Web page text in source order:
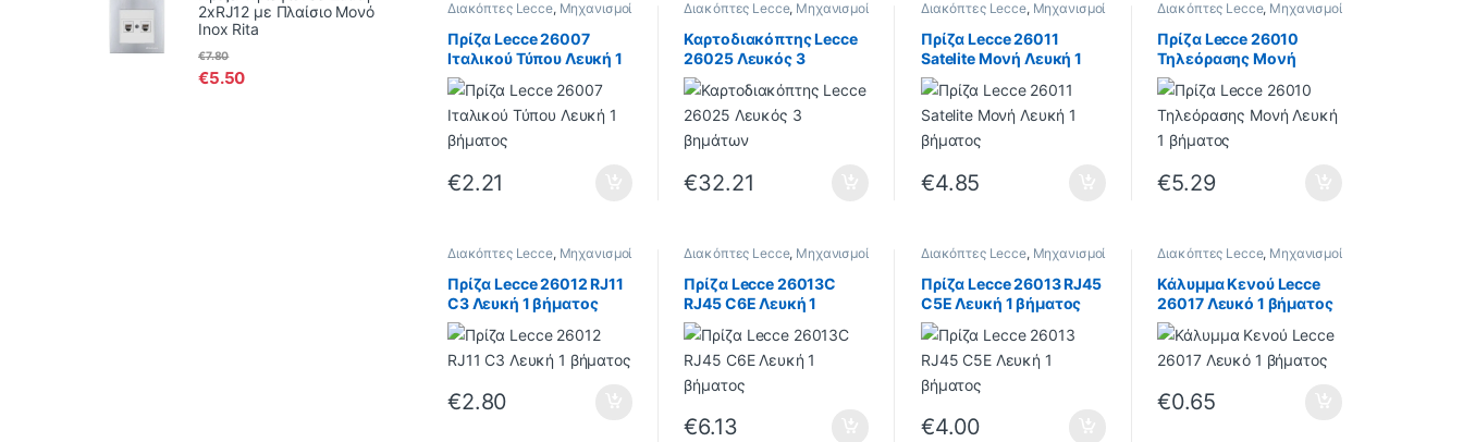
Διακόπτες Lecce, Μηχανισμοί
Πρίζα Lecce 26007
Ιταλικού Τύπου Λευκή 1
βήματος
€2.21
Διακόπτες Lecce, Μηχανισμοί
Καρτοδιακόπτης Lecce
26025 Λευκός 3
βημάτων
€32.21
Διακόπτες Lecce, Μηχανισμοί
Πρίζα Lecce 26011
Satelite Μονή Λευκή 1
βήματος
€4.85
Διακόπτες Lecce, Μηχανισμοί
Πρίζα Lecce 26010
Τηλεόρασης Μονή
Λευκή 1 βήματος
€5.29
Διακόπτες Lecce, Μηχανισμοί
Πρίζα Lecce 26012 RJ11
C3 Λευκή 1 βήματος
€2.80
Διακόπτες Lecce, Μηχανισμοί
Πρίζα Lecce 26013C
RJ45 C6E Λευκή 1
βήματος
€6.13
Διακόπτες Lecce, Μηχανισμοί
Πρίζα Lecce 26013 RJ45
C5E Λευκή 1 βήματος
€4.00
Διακόπτες Lecce, Μηχανισμοί
Κάλυμμα Κενού Lecce
26017 Λευκό 1 βήματος
€0.65
2xRJ12 με Πλαίσιο Μονό
Inox Rita
€5.50
€7.80